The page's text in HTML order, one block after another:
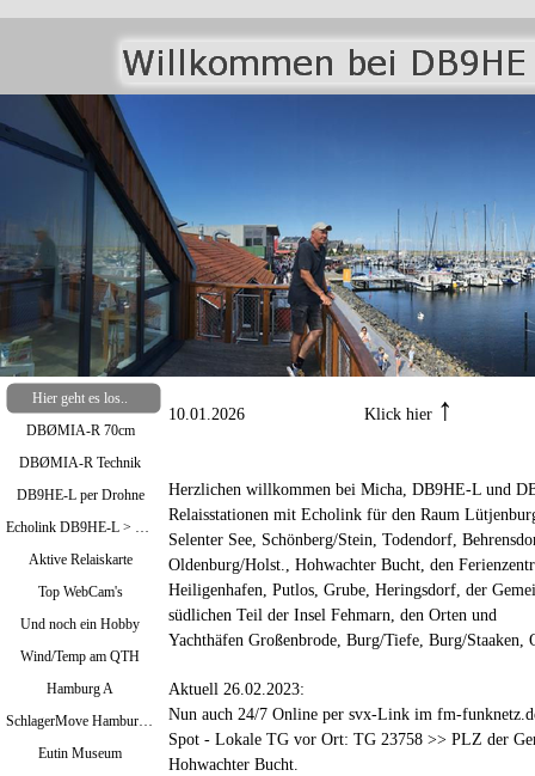
Hier geht es los..
DBØMIA-R 70cm
DBØMIA-R Technik
DB9HE-L per Drohne
Echolink DB9HE-L > Bild oben / DBØMIA-R >Bild unten
Aktive Relaiskarte
Top WebCam's
Und noch ein Hobby
Wind/Temp am QTH
Hamburg A
SchlagerMove Hamburg 2024
Eutin Museum
10.01.2026 Klick hier ↑
Herzlichen willkommen bei Micha, DB9HE-L und
Relaisstationen mit Echolink für den Raum
Selenter See, Schönberg/Stein, Todendorf,
Oldenburg/Holst., Hohwachter Bucht, den
Heiligenhafen, Putlos, Grube, Heringsdorf, der
südlichen Teil der Insel Fehmarn, den Orten und
Yachthäfen Großenbrode, Burg/Tiefe, Burg/Staaken,
Aktuell 26.02.2023:
Nun auch 24/7 Online per svx-Link im fm-
Spot - Lokale TG vor Ort: TG 23758 >> PLZ der
Hohwachter Bucht.